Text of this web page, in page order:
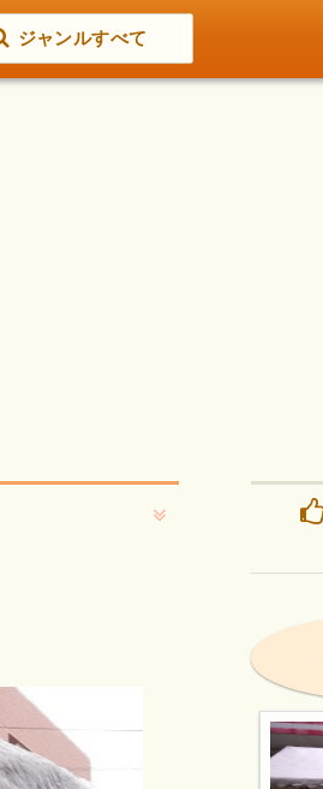
ジャンルすべて